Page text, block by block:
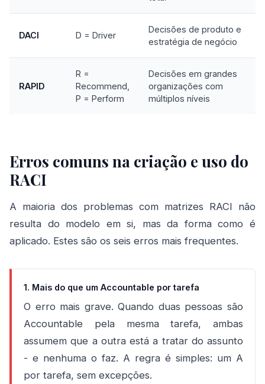
DACI D = Driver
Decisões de produto e
estratégia de negócio
RAPID
R =
Recommend,
P = Perform
Decisões em grandes
organizações com
múltiplos níveis
Erros comuns na criação e uso do
RACI
A maioria dos problemas com matrizes RACI não
resulta do modelo em si, mas da forma como é
aplicado. Estes são os seis erros mais frequentes.
1. Mais do que um Accountable por tarefa
O erro mais grave. Quando duas pessoas são
Accountable pela mesma tarefa, ambas
assumem que a outra está a tratar do assunto
- e nenhuma o faz. A regra é simples: um A
por tarefa, sem excepções.